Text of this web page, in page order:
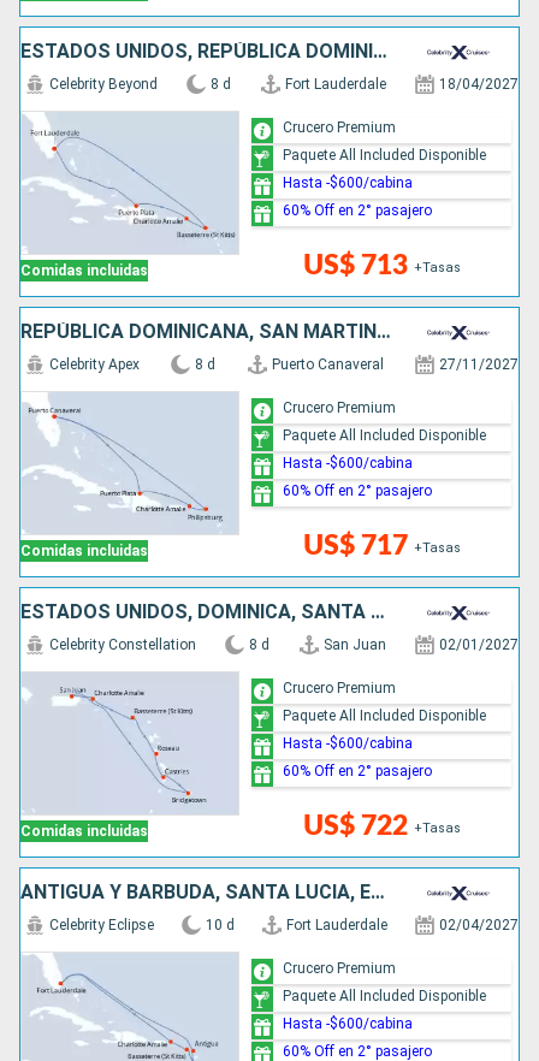
ESTADOS UNIDOS, REPÚBLICA DOMINICANA
Comidas incluidas
Celebrity Beyond 8 d Fort Lauderdale 18/04/2027
US$ 713 +Tasas
Crucero Premium
Paquete All Included Disponible
Hasta -$600/cabina
60% Off en 2° pasajero
REPÚBLICA DOMINICANA, SAN MARTÍN, ESTADOS UNIDOS
Comidas incluidas
Celebrity Apex 8 d Puerto Canaveral 27/11/2027
US$ 717 +Tasas
Crucero Premium
Paquete All Included Disponible
Hasta -$600/cabina
60% Off en 2° pasajero
ESTADOS UNIDOS, DOMINICA, SANTA LUCIA, BARBADOS, PUERTO RICO
Comidas incluidas
Celebrity Constellation 8 d San Juan 02/01/2027
US$ 722 +Tasas
Crucero Premium
Paquete All Included Disponible
Hasta -$600/cabina
60% Off en 2° pasajero
ANTIGUA Y BARBUDA, SANTA LUCIA, ESTADOS UNIDOS
Celebrity Eclipse 10 d Fort Lauderdale 02/04/2027
Crucero Premium
Paquete All Included Disponible
Hasta -$600/cabina
60% Off en 2° pasajero